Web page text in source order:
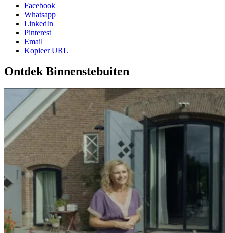
Facebook
Whatsapp
LinkedIn
Pinterest
Email
Kopieer URL
Ontdek Binnenstebuiten